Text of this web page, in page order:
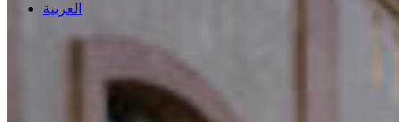
العربية